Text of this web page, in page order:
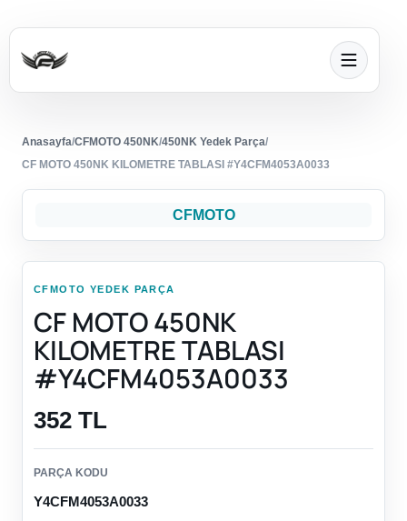
Anasayfa/CFMOTO 450NK/450NK Yedek Parça/
CF MOTO 450NK KILOMETRE TABLASI #Y4CFM4053A0033
CFMOTO
CFMOTO YEDEK PARÇA
CF MOTO 450NK
KILOMETRE TABLASI
#Y4CFM4053A0033
352 TL
PARÇA KODU
Y4CFM4053A0033